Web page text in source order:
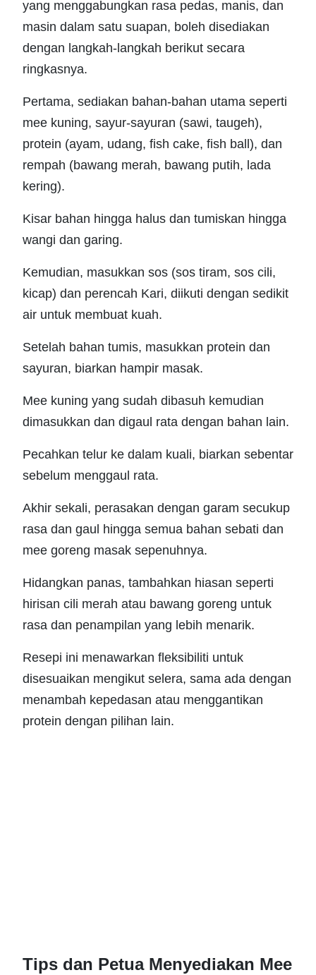
yang menggabungkan rasa pedas, manis, dan
masin dalam satu suapan, boleh disediakan
dengan langkah-langkah berikut secara
ringkasnya.
Pertama, sediakan bahan-bahan utama seperti
mee kuning, sayur-sayuran (sawi, taugeh),
protein (ayam, udang, fish cake, fish ball), dan
rempah (bawang merah, bawang putih, lada
kering).
Kisar bahan hingga halus dan tumiskan hingga
wangi dan garing.
Kemudian, masukkan sos (sos tiram, sos cili,
kicap) dan perencah Kari, diikuti dengan sedikit
air untuk membuat kuah.
Setelah bahan tumis, masukkan protein dan
sayuran, biarkan hampir masak.
Mee kuning yang sudah dibasuh kemudian
dimasukkan dan digaul rata dengan bahan lain.
Pecahkan telur ke dalam kuali, biarkan sebentar
sebelum menggaul rata.
Akhir sekali, perasakan dengan garam secukup
rasa dan gaul hingga semua bahan sebati dan
mee goreng masak sepenuhnya.
Hidangkan panas, tambahkan hiasan seperti
hirisan cili merah atau bawang goreng untuk
rasa dan penampilan yang lebih menarik.
Resepi ini menawarkan fleksibiliti untuk
disesuaikan mengikut selera, sama ada dengan
menambah kepedasan atau menggantikan
protein dengan pilihan lain.
Tips dan Petua Menyediakan Mee